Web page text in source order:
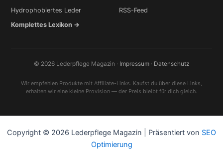
Hydrophobiertes Leder
Komplettes Lexikon →
RSS-Feed
© 2026 Lederpflege Magazin · Impressum · Datenschutz
Wir empfehlen Produkte mit Affiliate-Links. Kaufst du über diese Links,
erhalten wir eine kleine Provision — der Preis bleibt für dich gleich.
Copyright © 2026 Lederpflege Magazin | Präsentiert von SEO
Optimierung